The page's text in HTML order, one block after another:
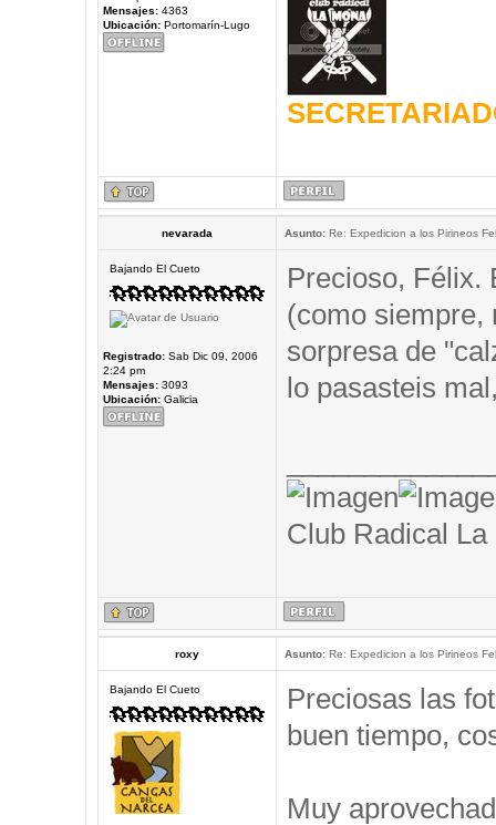
Mensajes:4363
Ubicación:Portomarín-Lugo
nevarada Asunto:Re: Expedicion a los Pirineos
Bajando El Cueto
Registrado:Sab Dic 09, 2006
2:24 pm
Mensajes:3093
Ubicación:Galicia
Precioso, Félix.
(como
sorpresa de
lo pasasteis
Club Radical La
roxy Asunto:Re: Expedicion a los Pirineos
Bajando El Cueto
Preciosas las
buen tiempo,
Muy